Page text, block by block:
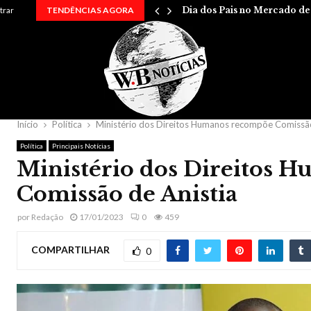
TENDÊNCIAS AGORA Dia dos Pais no Mercado
Início Política Ministério dos Direitos Humanos recompõe
Política Principais Notícias
Ministério dos Direitos
Comissão de Anistia
por Redação 17/01/2023 0 459
COMPARTILHAR 0